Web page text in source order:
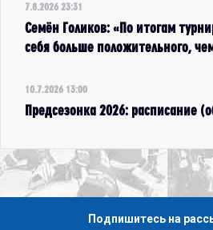
7.8.2026 23:31
Семён Голиков: «По итогам
себя больше положительного,
10.7.2026 13:00
Предсезонка 2026: расписание
Подпишитесь на